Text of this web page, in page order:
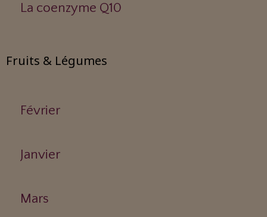
La coenzyme Q10
Fruits & Légumes
Février
Janvier
Mars